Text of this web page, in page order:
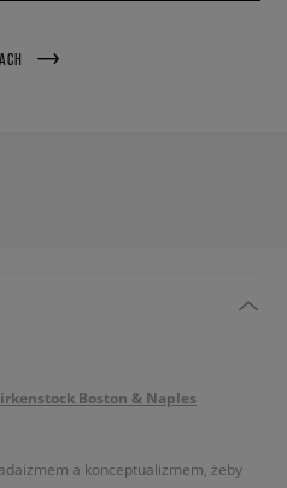
Boston & Naples
a konceptualizmem, żeby